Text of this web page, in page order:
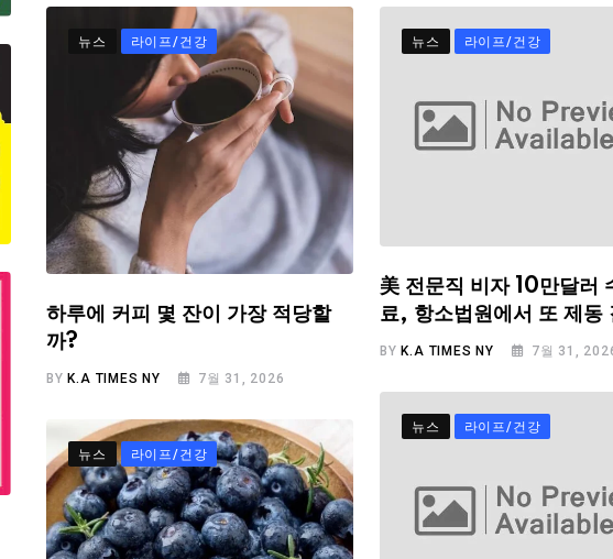
뉴스 라이프/건강
하루에 커피 몇 잔이 가장 적당할
까?
BY K.A TIMES NY 7월 31, 2026
뉴스 라이프/건강
美 전문직 비자 10만달러
료, 항소법원에서 또 제동
BYK.A TIMES NY 7월 31,
뉴스 라이프/건강
뉴스 라이프/건강